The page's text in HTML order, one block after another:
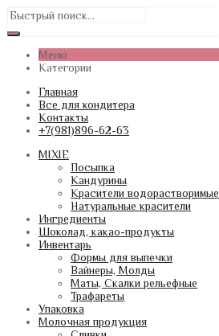
Меню
Категории
Главная
Все для кондитера
Контакты
+7(981)896-62-63
MIXIE
Посыпка
Кандурины
Красители водорастворимые
Натуральные красители
Ингредиенты
Шоколад, какао-продукты
Инвентарь
Формы для выпечки
Вайнеры, Молды
Маты, Скалки рельефные
Трафареты
Упаковка
Молочная продукция